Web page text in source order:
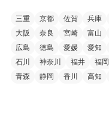
三重 京都 佐賀 兵庫
大阪
奈良 宮崎 富山
広島
徳島 愛媛 愛知
石川
神奈川 福井 福岡
青森
静岡 香川 高知